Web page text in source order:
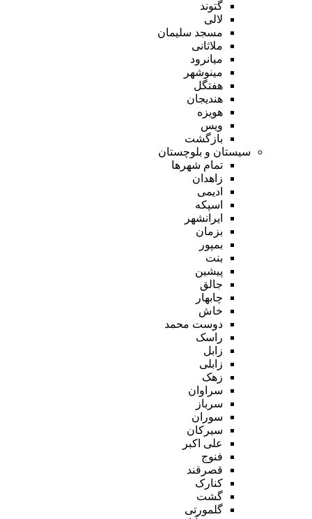
گتوند
لالی
مسجد سلیمان
ملاثانی
میانرود
مینوشهر
هفتگل
هندیجان
هویزه
ویس
بازگشت
سیستان و بلوچستان
تمام شهر‌ها
زاهدان
ادیمی
اسپکه
ایرانشهر
بزمان
بمپور
بنت
پیشین
جالق
چابهار
خاش
دوست محمد
راسک
زابل
زابلی
زهک
سراوان
سرباز
سوران
سیرکان
علی اکبر
فنوج
قصرقند
کنارک
گشت
گلمورتی